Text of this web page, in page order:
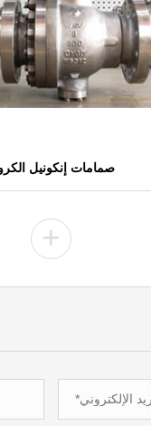
صمامات إنكونيل
+